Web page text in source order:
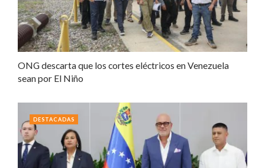
ONG descarta que los cortes eléctricos en Venezuela
sean por El Niño
DESTACADAS